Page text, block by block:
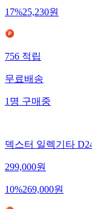
17%25,230원
756적립
무료배송
1명구매중
덱스터 일렉기타
299,000원
10%269,000원